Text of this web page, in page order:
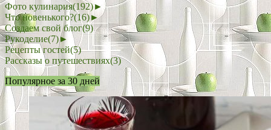
Фото кулинария(192)►
Что новенького?(16)►
Создаем свой блог(9)
Рукоделие(7)►
Рецепты гостей(5)
Рассказы о путешествиях(3)
Популярное за 30 дней